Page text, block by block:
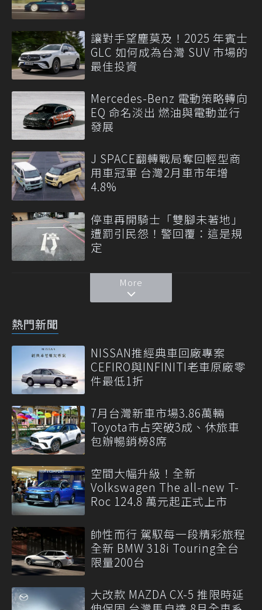
讓對手望塵莫及！2025 年賓士
GLC 如何成為台灣 SUV 市場的
最佳投資
Mercedes-Benz 電動策略轉向
EQ 命名淡出 燃油與電動並行
發展
J SPACE翻轉戰局奪回輕型商
用車冠軍 台灣2月車市年增
4.8%
停車再開騎士「雙腳未著地」
遭罰引民怨！警回覆：這是規
定
More
熱門新聞
NISSAN推經典車回廠專案
CEFIRO與INFINITI老車原廠零
件最低1折
7月台灣新車市場3.86萬輛
Toyota市占突破3成、休旅車
包辦暢銷榜8席
空間大幅升級！全新
Volkswagen The all-new T-
Roc 124.8 萬元起正式上市
帥性而行 駕馭每一段精彩旅程
全新 BMW 318i Touring全台
限量200台
大改款 MAZDA CX-5 推限時延